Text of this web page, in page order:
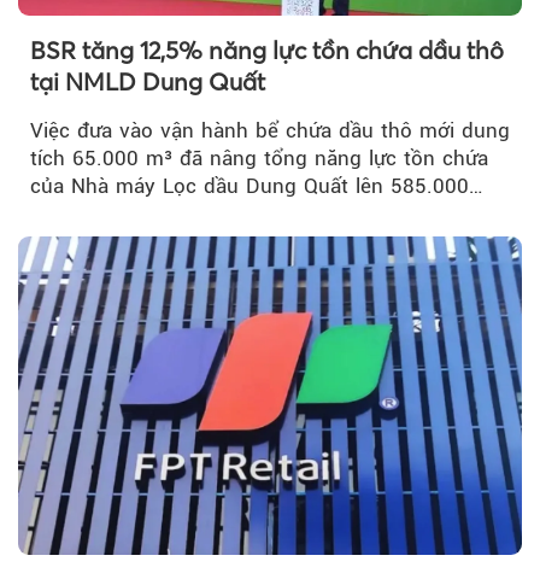
BSR tăng 12,5% năng lực tồn chứa dầu thô
tại NMLD Dung Quất
Việc đưa vào vận hành bể chứa dầu thô mới dung
tích 65.000 m³ đã nâng tổng năng lực tồn chứa
của Nhà máy Lọc dầu Dung Quất lên 585.000